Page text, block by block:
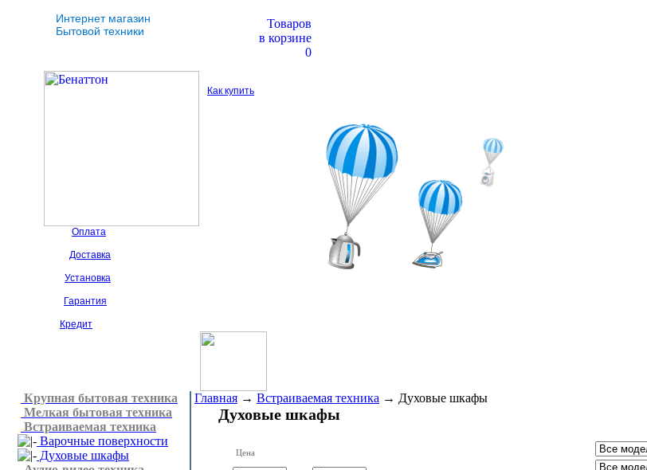
Интернет магазин
Бытовой техники
Товаров
в корзине
0
Как купить
Оплата
Доставка
Установка
Гарантия
Кредит
Крупная бытовая техника
Мелкая бытовая техника
Встраиваемая техника
Варочные поверхности
Духовые шкафы
Главная → Встраиваемая техника → Духовые шкафы
Духовые шкафы
Цена